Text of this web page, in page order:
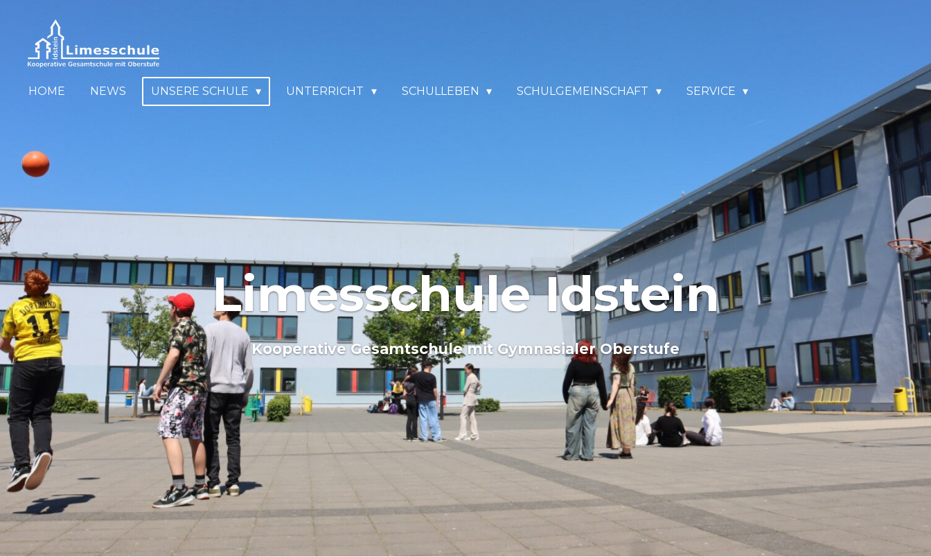
Hauptinhalt
springen
HOME NEWS UNSERE SCHULE UNTERRICHT SCHULLEBEN SCHULGEMEINSCHAFT SERVICE
Limesschule Idstein
Kooperative Gesamtschule mit Gymnasialer Oberstufe